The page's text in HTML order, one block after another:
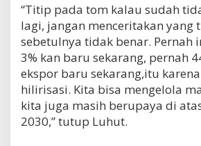
“Titip pada tom kalau sudah
lagi, jangan menceritakan yang
sebetulnya tidak benar. Pernah
3% kan baru sekarang, pernah
ekspor baru sekarang,itu karena
hilirisasi. Kita bisa mengelola
kita juga masih berupaya di
2030,” tutup Luhut.